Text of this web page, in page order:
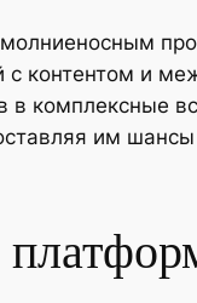
контентом и
в комплексные
им